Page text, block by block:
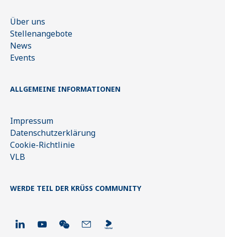
Über uns
Stellenangebote
News
Events
ALLGEMEINE INFORMATIONEN
Impressum
Datenschutzerklärung
Cookie-Richtlinie
VLB
WERDE TEIL DER KRÜSS COMMUNITY